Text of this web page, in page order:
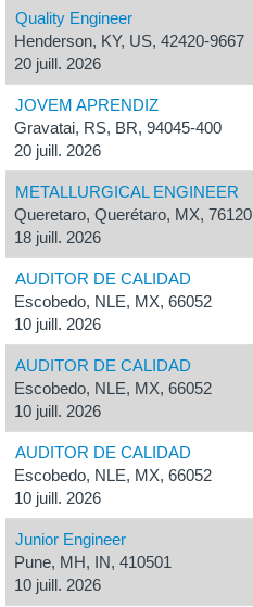
Quality Engineer
Henderson, KY, US, 42420-9667
20 juill. 2026
JOVEM APRENDIZ
Gravatai, RS, BR, 94045-400
20 juill. 2026
METALLURGICAL ENGINEER
Queretaro, Querétaro, MX, 76120
18 juill. 2026
AUDITOR DE CALIDAD
Escobedo, NLE, MX, 66052
10 juill. 2026
AUDITOR DE CALIDAD
Escobedo, NLE, MX, 66052
10 juill. 2026
AUDITOR DE CALIDAD
Escobedo, NLE, MX, 66052
10 juill. 2026
Junior Engineer
Pune, MH, IN, 410501
10 juill. 2026